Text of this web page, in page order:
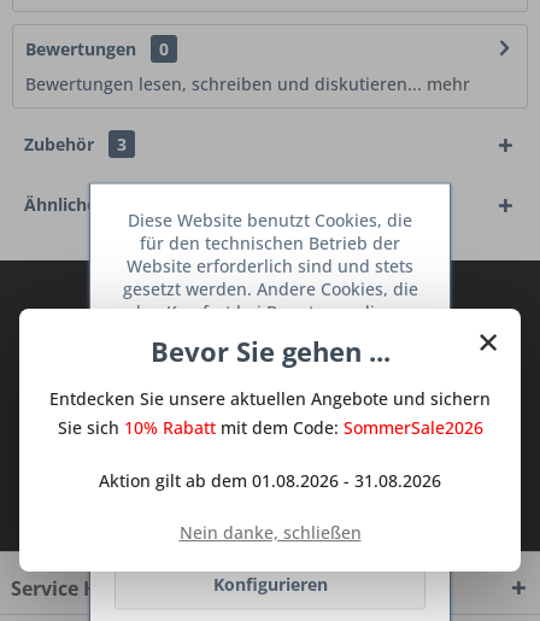
Bewertungen
0
Bewertungen lesen, schreiben und diskutieren... mehr
Zubehör 3
Ähnliche Artikel
Abonnieren Sie den kostenlosen Deine
Sie keine Neuigkeit oder Aktion mehr aus
Ich habe dieDatenschutzbestimmungen
Service Hotline
×
Bevor Sie gehen ...
Entdecken Sie unsere aktuellen Angebote und sichern
Sie sich 10% Rabattmit dem Code: SommerSale2026
Aktion gilt ab dem 01.08.2026 - 31.08.2026
Nein danke, schließen
Diese Website benutzt Cookies, die
für den technischen Betrieb der
Website erforderlich sind und stets
gesetzt werden. Andere Cookies, die
den Komfort bei Benutzung dieser
dienen oder die Interaktion mit
Netzwerken vereinfachen sollen,
werden nur mit Ihrer Zustimmung
Ablehnen
Konfigurieren